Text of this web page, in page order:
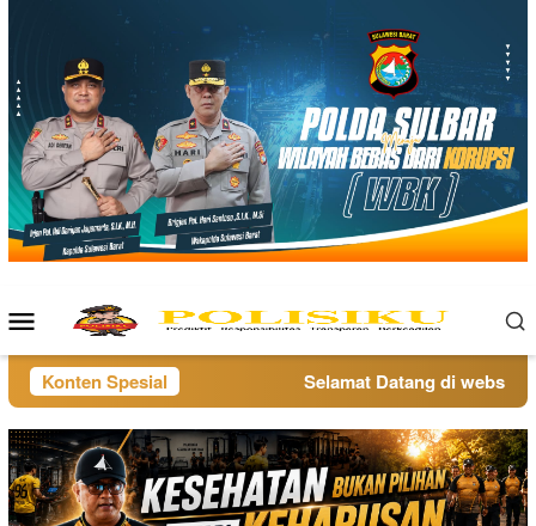
Menu
Mobile
Konten Spesial Selamat Datang di website